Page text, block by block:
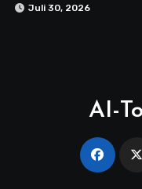
Juli 30, 2026
AI-